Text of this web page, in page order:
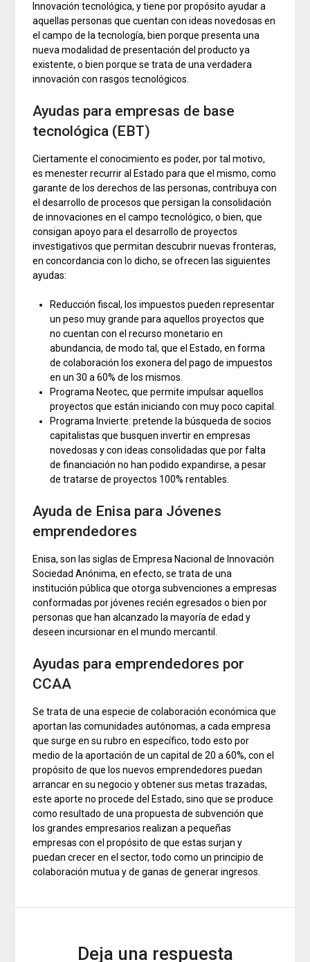
Innovación tecnológica, y tiene por propósito ayudar a
aquellas personas que cuentan con ideas novedosas en
el campo de la tecnología, bien porque presenta una
nueva modalidad de presentación del producto ya
existente, o bien porque se trata de una verdadera
innovación con rasgos tecnológicos.
Ayudas para empresas de base
tecnológica (EBT)
Ciertamente el conocimiento es poder, por tal motivo,
es menester recurrir al Estado para que el mismo, como
garante de los derechos de las personas, contribuya con
el desarrollo de procesos que persigan la consolidación
de innovaciones en el campo tecnológico, o bien, que
consigan apoyo para el desarrollo de proyectos
investigativos que permitan descubrir nuevas fronteras,
en concordancia con lo dicho, se ofrecen las siguientes
ayudas:
Reducción fiscal, los impuestos pueden representar
un peso muy grande para aquellos proyectos que
no cuentan con el recurso monetario en
abundancia, de modo tal, que el Estado, en forma
de colaboración los exonera del pago de impuestos
en un 30 a 60% de los mismos.
Programa Neotec, que permite impulsar aquellos
proyectos que están iniciando con muy poco capital.
Programa Invierte: pretende la búsqueda de socios
capitalistas que busquen invertir en empresas
novedosas y con ideas consolidadas que por falta
de financiación no han podido expandirse, a pesar
de tratarse de proyectos 100% rentables.
Ayuda de Enisa para Jóvenes
emprendedores
Enisa, son las siglas de Empresa Nacional de Innovación
Sociedad Anónima, en efecto, se trata de una
institución pública que otorga subvenciones a empresas
conformadas por jóvenes recién egresados o bien por
personas que han alcanzado la mayoría de edad y
deseen incursionar en el mundo mercantil.
Ayudas para emprendedores por
CCAA
Se trata de una especie de colaboración económica que
aportan las comunidades autónomas, a cada empresa
que surge en su rubro en específico, todo esto por
medio de la aportación de un capital de 20 a 60%, con el
propósito de que los nuevos emprendedores puedan
arrancar en su negocio y obtener sus metas trazadas,
este aporte no procede del Estado, sino que se produce
como resultado de una propuesta de subvención que
los grandes empresarios realizan a pequeñas
empresas con el propósito de que estas surjan y
puedan crecer en el sector, todo como un principio de
colaboración mutua y de ganas de generar ingresos.
Deja una respuesta